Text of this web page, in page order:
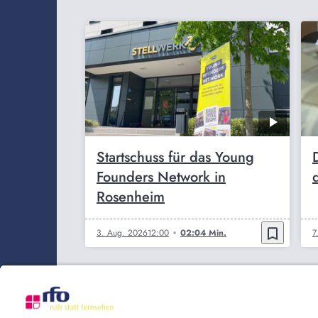
Startschuss für das Young
Founders Network in
Rosenheim
3. Aug. 202612:00 02:04 Min. bookmark_border